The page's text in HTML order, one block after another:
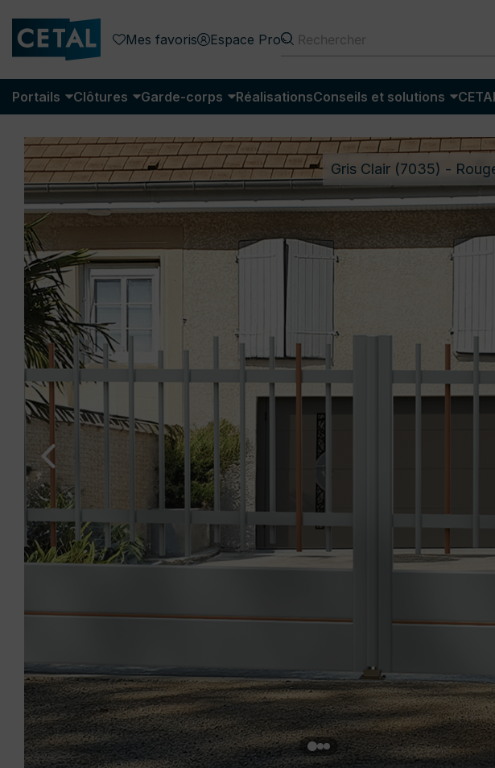
Mes favoris Espace Pro
Portails Clôtures Garde-corps RéalisationsConseils et solutions
Gris Clair (7035) -